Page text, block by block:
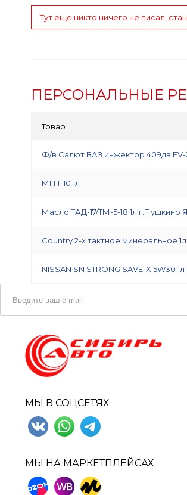
Тут еще никто ничего не писал,
ПЕРСОНАЛЬНЫЕ
Товар
Ф/в Салют ВАЗ инжектор 409дв.FV-
МГП-10 1л
Масло ТАД-17/ТМ-5-18 1л
Country 2-х тактное минеральное 1л
NISSAN SN STRONG SAVE-X 5W30
МЫ В СОЦСЕТЯХ
МЫ НА МАРКЕТПЛЕЙСАХ